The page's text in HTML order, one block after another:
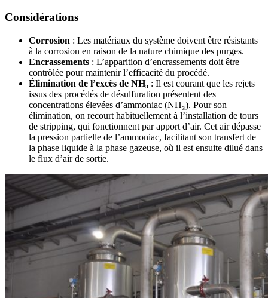
Considérations
Corrosion : Les matériaux du système doivent être résistants
à la corrosion en raison de la nature chimique des purges.
Encrassements : L’apparition d’encrassements doit être
contrôlée pour maintenir l’efficacité du procédé.
Élimination de l’excès de NH₃ : Il est courant que les rejets
issus des procédés de désulfuration présentent des
concentrations élevées d’ammoniac (NH₃). Pour son
élimination, on recourt habituellement à l’installation de tours
de stripping, qui fonctionnent par apport d’air. Cet air dépasse
la pression partielle de l’ammoniac, facilitant son transfert de
la phase liquide à la phase gazeuse, où il est ensuite dilué dans
le flux d’air de sortie.